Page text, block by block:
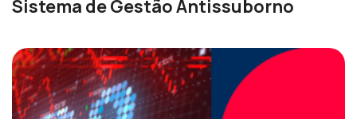
Sistema de Gestão Antissuborno